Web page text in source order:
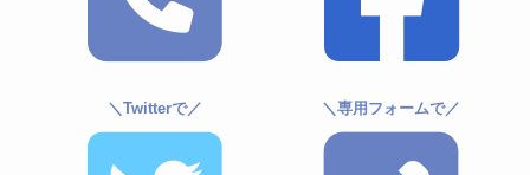
＼Twitterで／ ＼専用フォームで／